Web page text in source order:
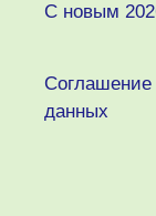
C новым
Соглашение
данных